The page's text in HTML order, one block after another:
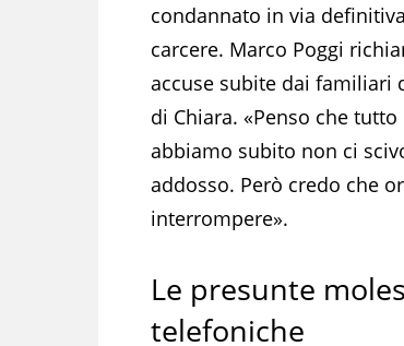
condannato in via
carcere. Marco Poggi
accuse subite dai familiari
di Chiara. «Penso che
abbiamo subito non ci
addosso. Però credo che
interrompere».
Le presunte
telefoniche